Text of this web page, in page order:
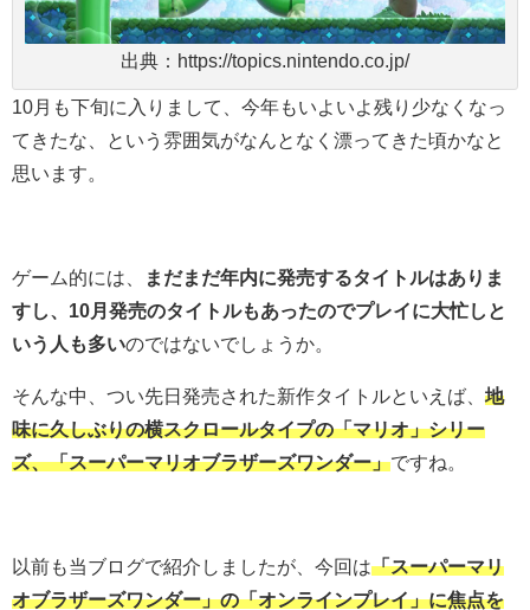
出典：https://topics.nintendo.co.jp/
10月も下旬に入りまして、今年もいよいよ残り少なくなっ
てきたな、という雰囲気がなんとなく漂ってきた頃かなと
思います。
ゲーム的には、
まだまだ年内に発売するタイトルはありま
すし、10月発売のタイトルもあったのでプレイに大忙しと
いう人も多いのではないでしょうか。
そんな中、つい先日発売された新作タイトルといえば、 地
味に久しぶりの横スクロールタイプの「マリオ」シリー
ズ、「スーパーマリオブラザーズワンダー」ですね。
以前も当ブログで紹介しましたが、今回は「スーパーマリ
オブラザーズワンダー」の「オンラインプレイ」に焦点を